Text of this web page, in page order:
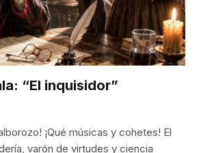
“El inquisidor”
¡Qué músicas y cohetes! El
varón de virtudes y ciencia